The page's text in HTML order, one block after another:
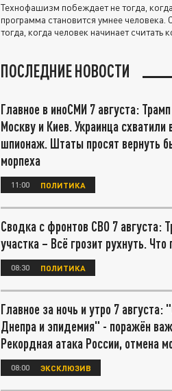
Технофашизм побеждает не тогда,
программа становится умнее человека.
тогда, когда человек начинает считать
ПОСЛЕДНИЕ НОВОСТИ
Главное в иноСМИ 7 августа:
Москву и Киев. Украинца схватили
шпионаж. Штаты просят вернуть
морпеха
11:00 ПОЛИТИКА
Сводка с фронтов СВО 7 августа:
участка – Всё грозит рухнуть.
08:30 ПОЛИТИКА
Главное за ночь и утро 7 августа:
Днепра и эпидемия" - поражён
Рекордная атака России, отмена
08:00 ЭКСКЛЮЗИВ